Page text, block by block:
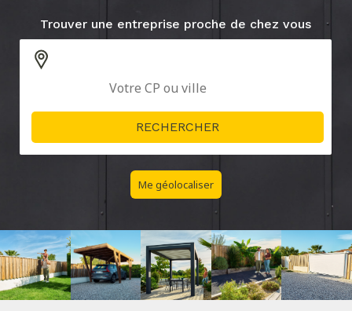
Trouver une entreprise proche de chez vous
Me géolocaliser